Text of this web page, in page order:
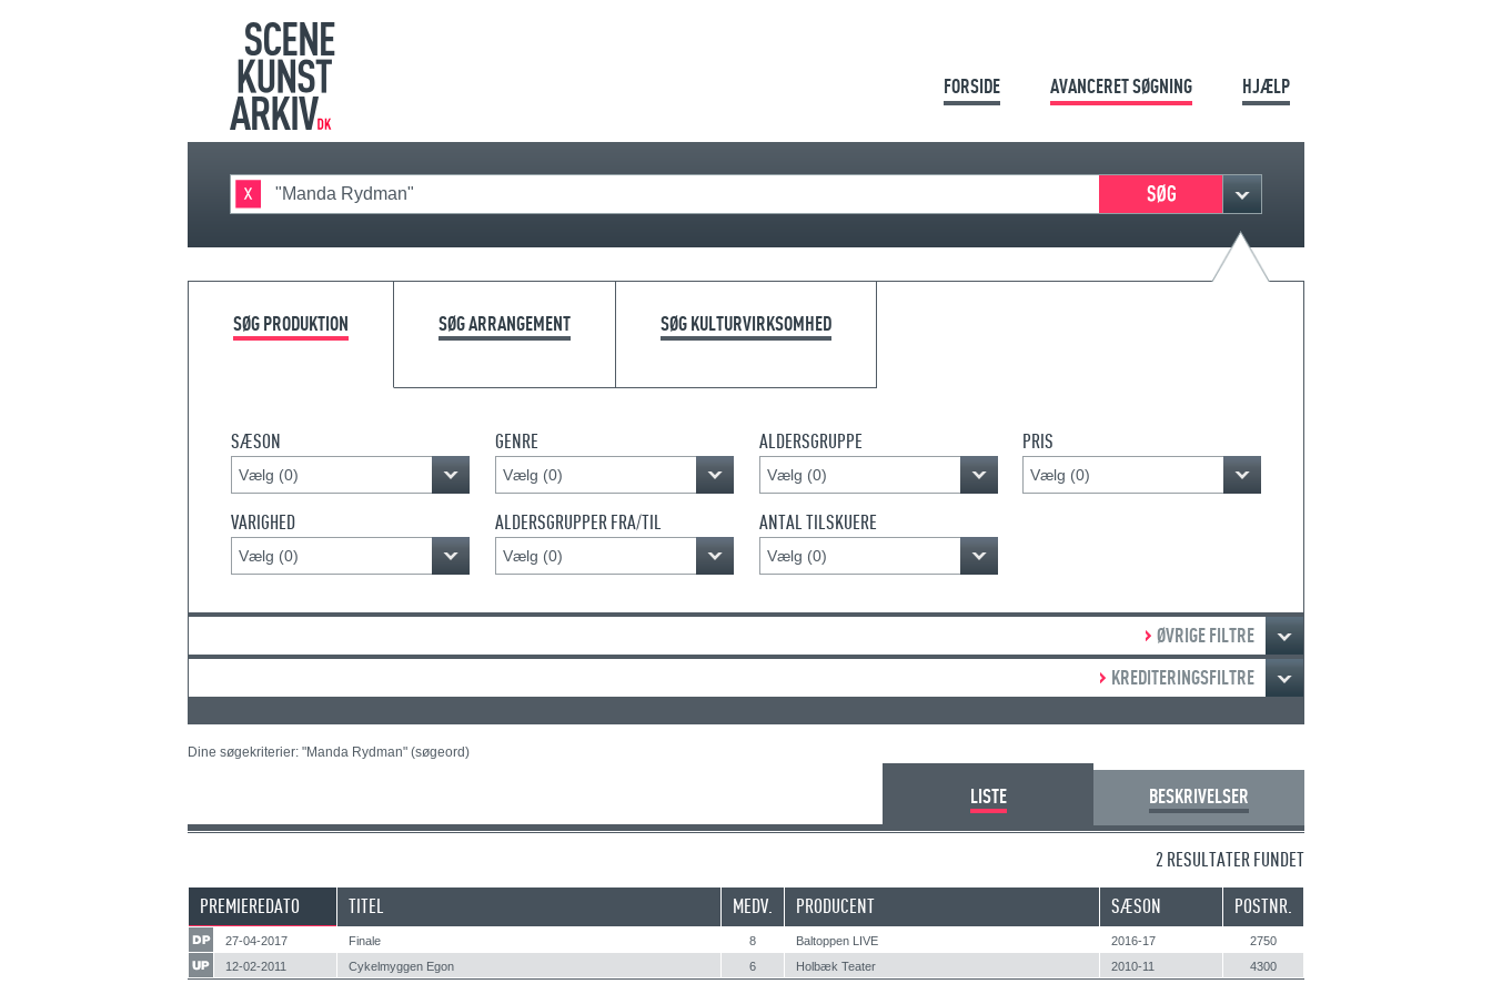
FORSIDE AVANCERET SØGNING HJÆLP
SØG PRODUKTION SØG ARRANGEMENT SØG KULTURVIRKSOMHED
SÆSON
Vælg (0)
GENRE
Vælg (0)
ALDERSGRUPPE
Vælg (0)
PRIS
Vælg (0)
VARIGHED
Vælg (0)
ALDERSGRUPPER FRA/TIL
Vælg (0)
ANTAL TILSKUERE
Vælg (0)
ØVRIGE FILTRE
KREDITERINGSFILTRE
Dine søgekriterier: "Manda Rydman" (søgeord)
LISTE BESKRIVELSER
2 RESULTATER FUNDET
PREMIEREDATO
TITEL MEDV. PRODUCENT SÆSON POSTNR.
27-04-2017 Finale 8 Baltoppen LIVE 2016-17
2750
12-02-2011
Cykelmyggen Egon 6 Holbæk Teater 2010-11 4300